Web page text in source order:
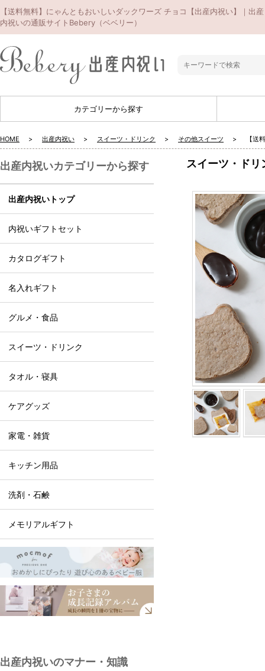
【送料無料】にゃんともおいしいダックワーズ チョコ【出産内祝い】｜出産
内祝いの通販サイトBebery（ベベリー）
カテゴリーから探す
HOME 出産内祝い スイーツ・ドリンク その他スイーツ 【送
スイーツ・ドリ
出産内祝いカテゴリーから探す
出産内祝いトップ
内祝いギフトセット
カタログギフト
名入れギフト
グルメ・食品
スイーツ・ドリンク
タオル・寝具
ケアグッズ
家電・雑貨
キッチン用品
洗剤・石鹸
メモリアルギフト
出産内祝いのマナー・知識